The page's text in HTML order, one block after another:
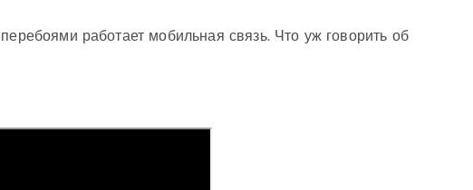
работает мобильная связь. Что уж говорить об